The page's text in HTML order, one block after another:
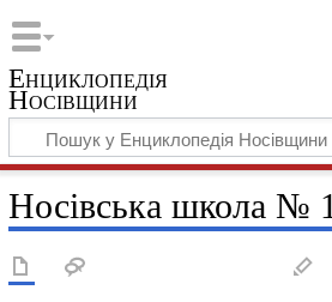
Енциклопедія
Носівщини
Носівська школа №